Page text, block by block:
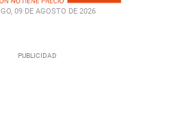
09 DE AGOSTO DE 2026